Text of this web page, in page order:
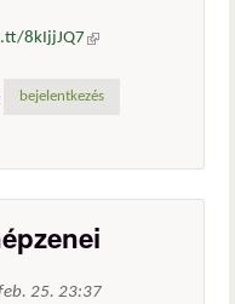
8kIjjJQ7(külső
bejelentkezés
25. 23:37